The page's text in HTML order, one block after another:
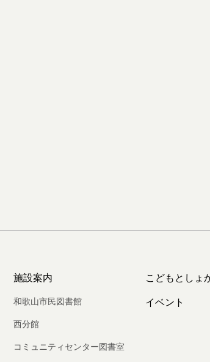
施設案内
和歌山市民図書館
西分館
コミュニティセンター図書室
こどもとしょ
イベント